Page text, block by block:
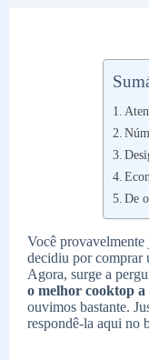
De
Você provavelmente
decidiu por comprar
Agora, surge a
o melhor cooktop a
ouvimos bastante.
respondê-la aqui no